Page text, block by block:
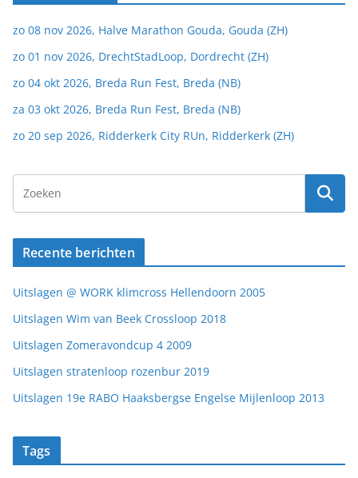
zo 08 nov 2026, Halve Marathon Gouda, Gouda (ZH)
zo 01 nov 2026, DrechtStadLoop, Dordrecht (ZH)
zo 04 okt 2026, Breda Run Fest, Breda (NB)
za 03 okt 2026, Breda Run Fest, Breda (NB)
zo 20 sep 2026, Ridderkerk City RUn, Ridderkerk (ZH)
Recente berichten
Uitslagen @ WORK klimcross Hellendoorn 2005
Uitslagen Wim van Beek Crossloop 2018
Uitslagen Zomeravondcup 4 2009
Uitslagen stratenloop rozenbur 2019
Uitslagen 19e RABO Haaksbergse Engelse Mijlenloop 2013
Tags